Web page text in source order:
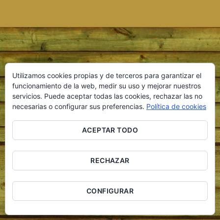
Copyright 2016 © Cerveza Artesana del Duero S.L. Página
desarrollada porEquipo Social
Utilizamos cookies propias y de terceros para garantizar el
funcionamiento de la web, medir su uso y mejorar nuestros
servicios. Puede aceptar todas las cookies, rechazar las no
necesarias o configurar sus preferencias. Política de cookies
ACEPTAR TODO
RECHAZAR
CONFIGURAR